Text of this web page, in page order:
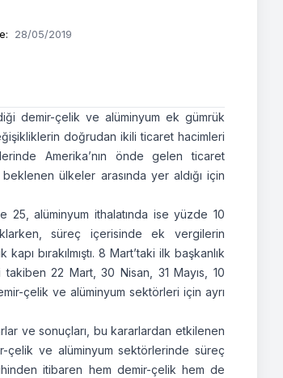
: 28/05/2019
demir-çelik ve alüminyum ek gümrük
doğrudan ikili ticaret hacimleri
Amerika’nın önde gelen ticaret
ülkeler arasında yer aldığı için
25, alüminyum ithalatında ise yüzde 10
süreç içerisinde ek vergilerin
bırakılmıştı. 8 Mart’taki ilk başkanlık
takiben 22 Mart, 30 Nisan, 31 Mayıs, 10
çelik ve alüminyum sektörleri için ayrı
ve sonuçları, bu kararlardan etkilenen
çelik ve alüminyum sektörlerinde süreç
itibaren hem demir-çelik hem de